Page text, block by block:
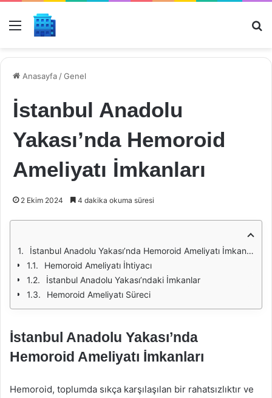
Menü
Anasayfa /Genel
İstanbul Anadolu
Yakası’nda Hemoroid
Ameliyatı İmkanları
2 Ekim 2024 4 dakika okuma süresi
İstanbul Anadolu Yakası’nda Hemoroid Ameliyatı İmkanları
Hemoroid Ameliyatı İhtiyacı
İstanbul Anadolu Yakası’ndaki İmkanlar
Hemoroid Ameliyatı Süreci
İstanbul Anadolu Yakası’nda
Hemoroid Ameliyatı İmkanları
Hemoroid, toplumda sıkça karşılaşılan bir rahatsızlıktır ve